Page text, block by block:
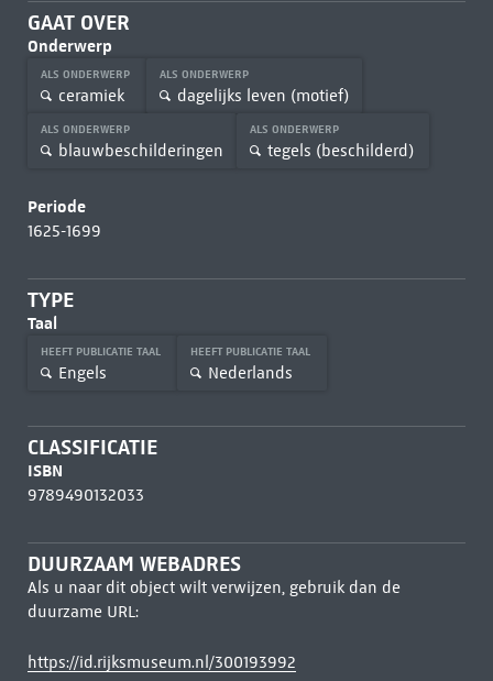
GAAT OVER
Onderwerp
ALS ONDERWERP
ceramiek
ALS ONDERWERP
dagelijks leven (motief)
ALS ONDERWERP
blauwbeschilderingen
ALS ONDERWERP
tegels (beschilderd)
Periode
1625-1699
TYPE
Taal
HEEFT PUBLICATIE TAAL
Engels
HEEFT PUBLICATIE TAAL
Nederlands
CLASSIFICATIE
ISBN
9789490132033
DUURZAAM WEBADRES
Als u naar dit object wilt verwijzen, gebruik dan de
duurzame URL:
https://id.rijksmuseum.nl/300193992